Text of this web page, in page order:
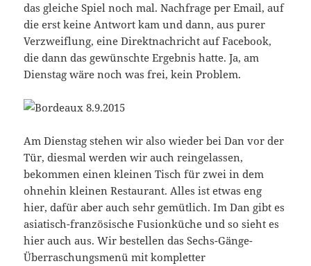
das gleiche Spiel noch mal. Nachfrage per Email, auf
die erst keine Antwort kam und dann, aus purer
Verzweiflung, eine Direktnachricht auf Facebook,
die dann das gewünschte Ergebnis hatte. Ja, am
Dienstag wäre noch was frei, kein Problem.
Am Dienstag stehen wir also wieder bei Dan vor der
Tür, diesmal werden wir auch reingelassen,
bekommen einen kleinen Tisch für zwei in dem
ohnehin kleinen Restaurant. Alles ist etwas eng
hier, dafür aber auch sehr gemütlich. Im Dan gibt es
asiatisch-französische Fusionküche und so sieht es
hier auch aus. Wir bestellen das Sechs-Gänge-
Überraschungsmenü mit kompletter